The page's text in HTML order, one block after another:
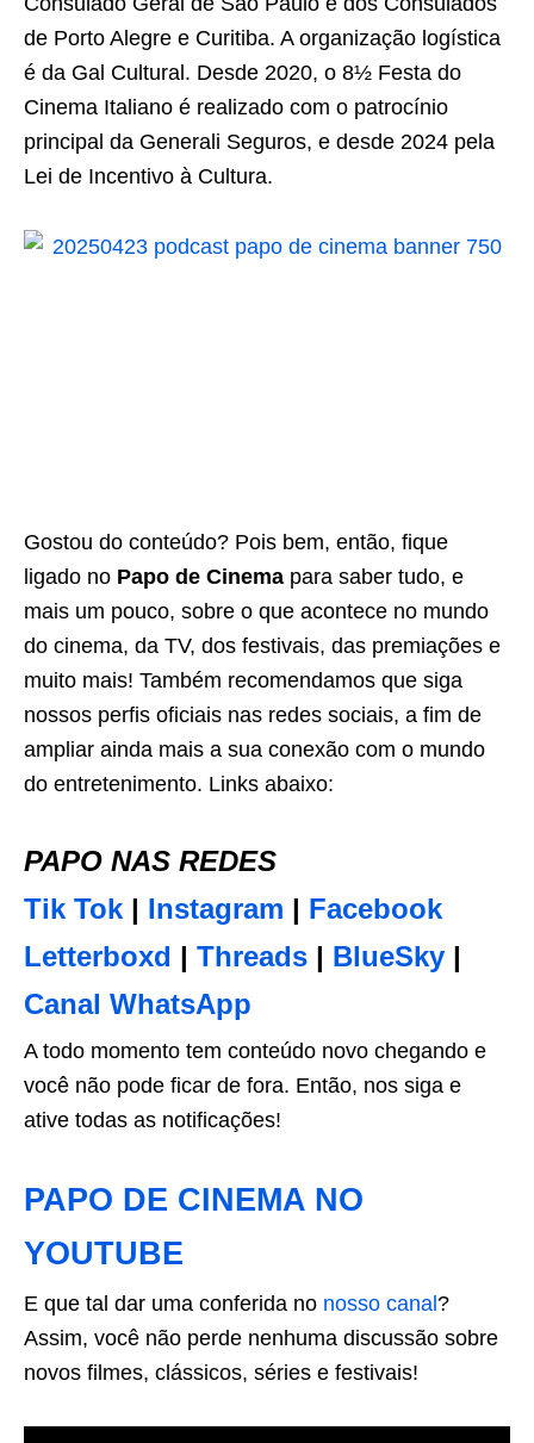
de Porto Alegre e Curitiba. A organização logística
é da Gal Cultural. Desde 2020, o 8½ Festa do
Cinema Italiano é realizado com o patrocínio
principal da Generali Seguros, e desde 2024 pela
Lei de Incentivo à Cultura.
Gostou do conteúdo? Pois bem, então, fique
ligado no Papo de Cinema para saber tudo, e
mais um pouco, sobre o que acontece no mundo
do cinema, da TV, dos festivais, das premiações e
muito mais! Também recomendamos que siga
nossos perfis oficiais nas redes sociais, a fim de
ampliar ainda mais a sua conexão com o mundo
do entretenimento. Links abaixo:
PAPO NAS REDES
Tik Tok | Instagram | Facebook
Letterboxd | Threads | BlueSky |
Canal WhatsApp
A todo momento tem conteúdo novo chegando e
você não pode ficar de fora. Então, nos siga e
ative todas as notificações!
PAPO DE CINEMA NO
YOUTUBE
E que tal dar uma conferida no nosso canal ?
Assim, você não perde nenhuma discussão sobre
novos filmes, clássicos, séries e festivais!